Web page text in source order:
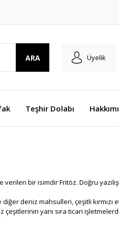
ARA Üyelik
Teşhir Dolabı
verilen bir isimdir Fritöz. Doğru
deniz mahsulleri, çeşitli kırmızı
yanı sıra ticari